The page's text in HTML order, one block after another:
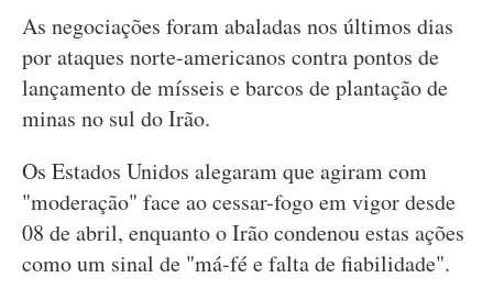
As negociações foram abaladas nos últimos dias
por ataques norte-americanos contra pontos de
lançamento de mísseis e barcos de plantação de
minas no sul do Irão.
Os Estados Unidos alegaram que agiram com
"moderação" face ao cessar-fogo em vigor desde
08 de abril, enquanto o Irão condenou estas ações
como um sinal de "má-fé e falta de fiabilidade".